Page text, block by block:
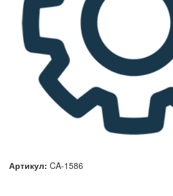
Артикул: CA-1586